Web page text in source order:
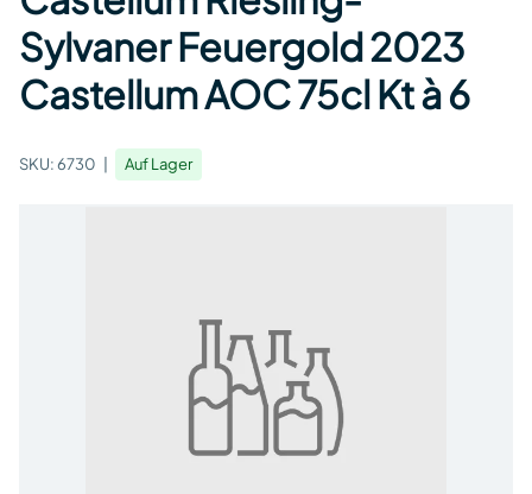
Sylvaner Feuergold 2023
Castellum AOC 75cl Kt à 6
SKU:6730 Auf Lager